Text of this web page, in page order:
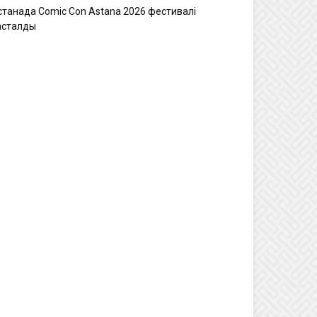
Comic Con Astana 2026 фестивалі